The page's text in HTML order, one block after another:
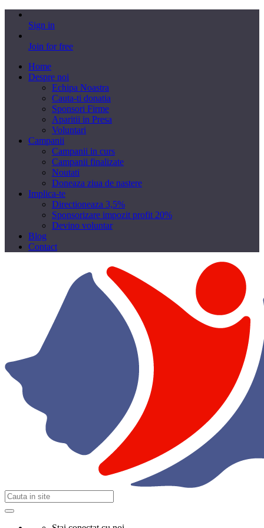
Sign in
Join for free
Home
Despre noi
Echipa Noastra
Cauta-ti donatia
Sponsori Firme
Aparitii in Presa
Voluntari
Campanii
Campanii in curs
Campanii finalizate
Noutati
Doneaza ziua de nastere
Implica-te
Directioneaza 3,5%
Sponsorizare impozit profit 20%
Devino voluntar
Blog
Contact